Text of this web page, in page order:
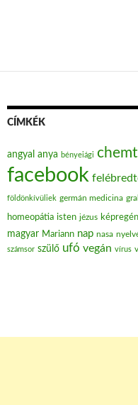
CÍMKÉK
angyal anya bényeiági
facebook
földönkívüliek germán medicina
homeopátia isten jézus
magyar Mariann nap nasa
számsor szülő ufó vegán vírus